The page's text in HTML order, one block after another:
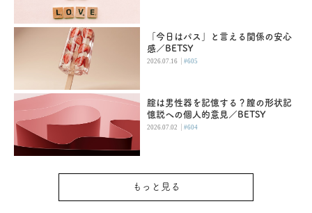
「今日はパス」と言える関係の安心
感／BETSY
2026.07.16 |#605
腟は男性器を記憶する？膣の形状記
憶説への個人的意見／BETSY
2026.07.02 |#604
もっと見る